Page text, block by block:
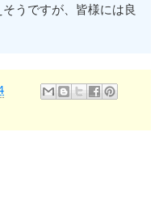
うですが、皆様には良